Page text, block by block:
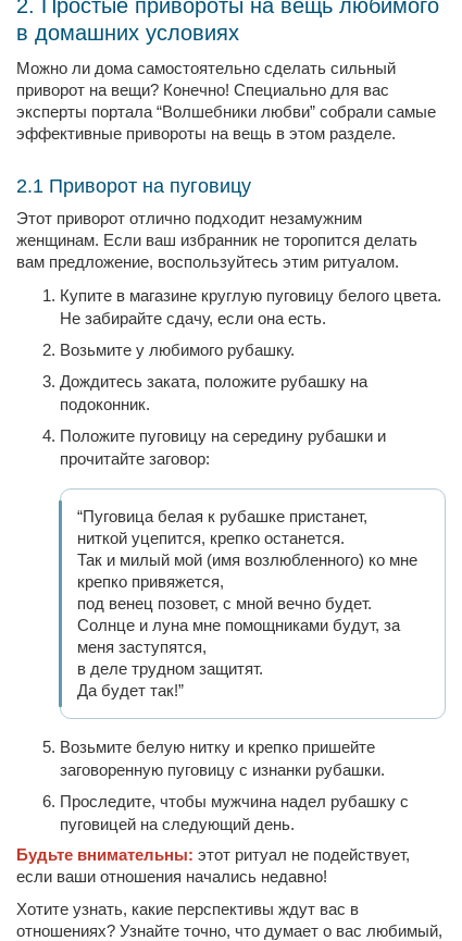
2. Простые привороты на вещь любимого
в домашних условиях
Можно ли дома самостоятельно сделать сильный
приворот на вещи? Конечно! Специально для вас
эксперты портала “Волшебники любви” собрали самые
эффективные привороты на вещь в этом разделе.
2.1 Приворот на пуговицу
Этот приворот отлично подходит незамужним
женщинам. Если ваш избранник не торопится делать
вам предложение, воспользуйтесь этим ритуалом.
Купите в магазине круглую пуговицу белого цвета.
Не забирайте сдачу, если она есть.
Возьмите у любимого рубашку.
Дождитесь заката, положите рубашку на
подоконник.
Положите пуговицу на середину рубашки и
прочитайте заговор:
“Пуговица белая к рубашке пристанет,
ниткой уцепится, крепко останется.
Так и милый мой (имя возлюбленного) ко мне
крепко привяжется,
под венец позовет, с мной вечно будет.
Солнце и луна мне помощниками будут, за
меня заступятся,
в деле трудном защитят.
Да будет так!”
Возьмите белую нитку и крепко пришейте
заговоренную пуговицу с изнанки рубашки.
Проследите, чтобы мужчина надел рубашку с
пуговицей на следующий день.
Будьте внимательны: этот ритуал не подействует,
если ваши отношения начались недавно!
Хотите узнать, какие перспективы ждут вас в
отношениях? Узнайте точно, что думает о вас любимый,